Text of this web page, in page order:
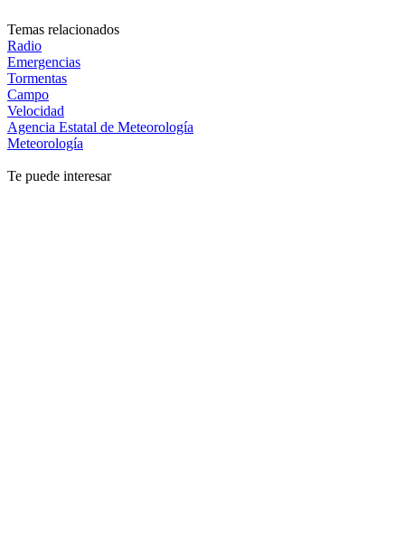
Temas relacionados
Radio
Emergencias
Tormentas
Campo
Velocidad
Agencia Estatal de Meteorología
Meteorología
Te puede interesar